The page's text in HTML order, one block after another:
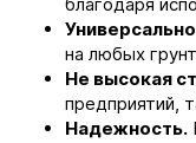
на любых
Не высокая
предприятий,
Надежность.